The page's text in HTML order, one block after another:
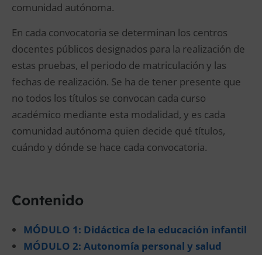
comunidad autónoma.
En cada convocatoria se determinan los centros
docentes públicos designados para la realización de
estas pruebas, el periodo de matriculación y las
fechas de realización. Se ha de tener presente que
no todos los títulos se convocan cada curso
académico mediante esta modalidad, y es cada
comunidad autónoma quien decide qué títulos,
cuándo y dónde se hace cada convocatoria.
Contenido
MÓDULO 1: Didáctica de la educación infantil
MÓDULO 2: Autonomía personal y salud